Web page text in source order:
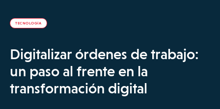
TECNOLOGÍA
Digitalizar órdenes de trabajo:
un paso al frente en la
transformación digital